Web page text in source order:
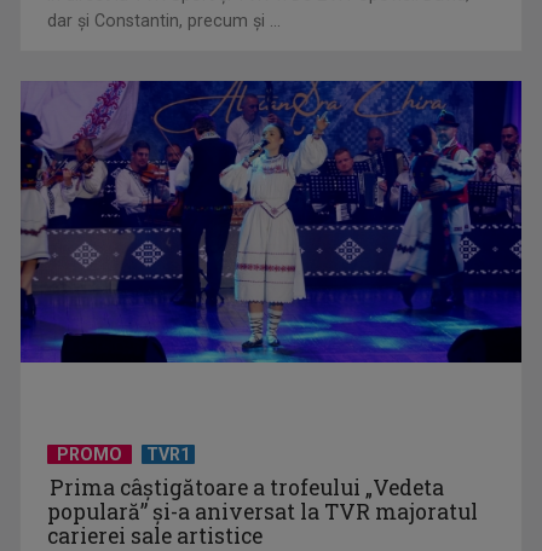
refrenului”
Monoir: „Trăim o perioadă în care contează foarte mult cât
de catchy e o ...
dar şi Constantin, precum şi ...
PROMO TVR1
Prima câştigătoare a trofeului „Vedeta
populară” şi-a aniversat la TVR majoratul
carierei sale artistice